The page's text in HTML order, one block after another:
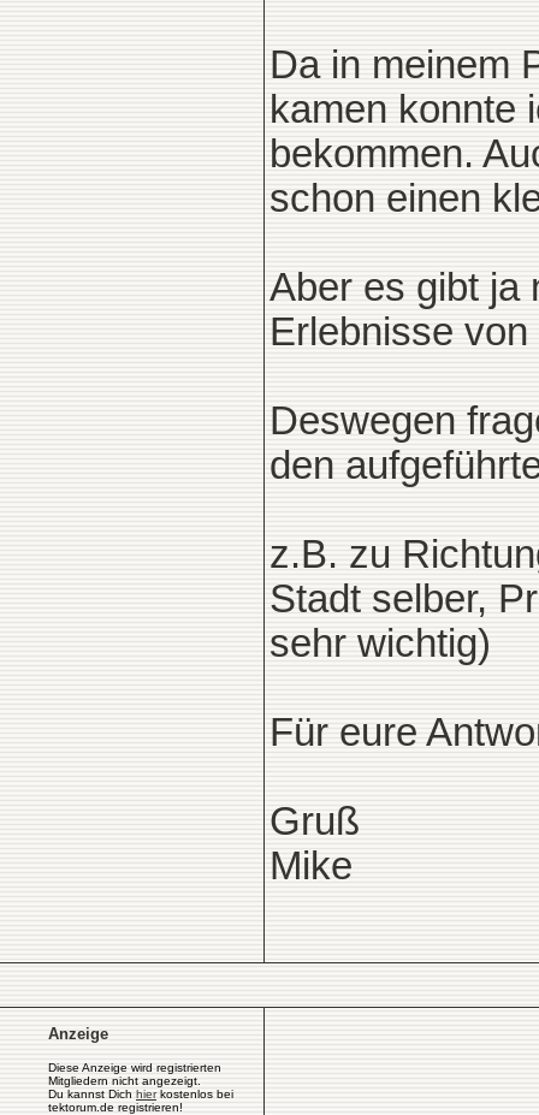
Da in meinem
kamen konnte
bekommen.
schon einen
Aber es gibt ja
Erlebnisse
Deswegen
den
z.B. zu
Stadt selber,
sehr wichtig)
Für eure
Gruß
Mike
Anzeige
Diese Anzeige wird registrierten
Mitgliedern nicht angezeigt.
Du kannst Dich hierkostenlos bei
tektorum.de registrieren!